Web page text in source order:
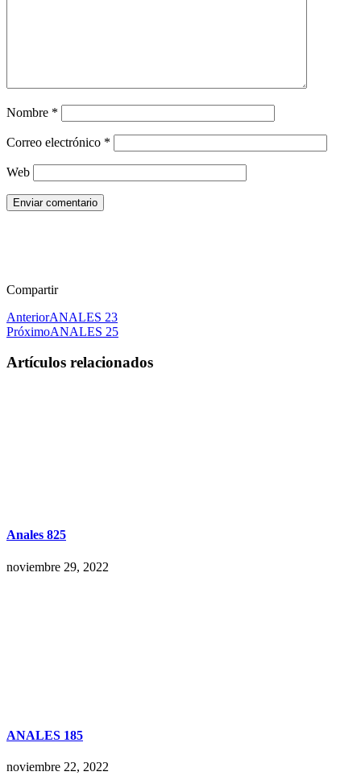
Nombre *
Correo electrónico *
Web
Enviar comentario
Compartir
AnteriorANALES 23
PróximoANALES 25
Artículos relacionados
Anales 825
noviembre 29, 2022
ANALES 185
noviembre 22, 2022